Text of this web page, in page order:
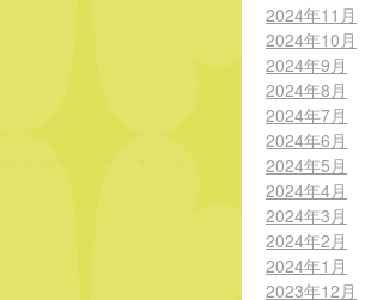
2024年11月
2024年10月
2024年9月
2024年8月
2024年7月
2024年6月
2024年5月
2024年4月
2024年3月
2024年2月
2024年1月
2023年12月